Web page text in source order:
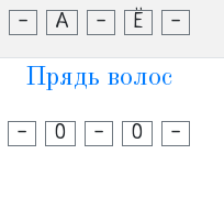
- А - Ё -
Прядь волос
- О - О -